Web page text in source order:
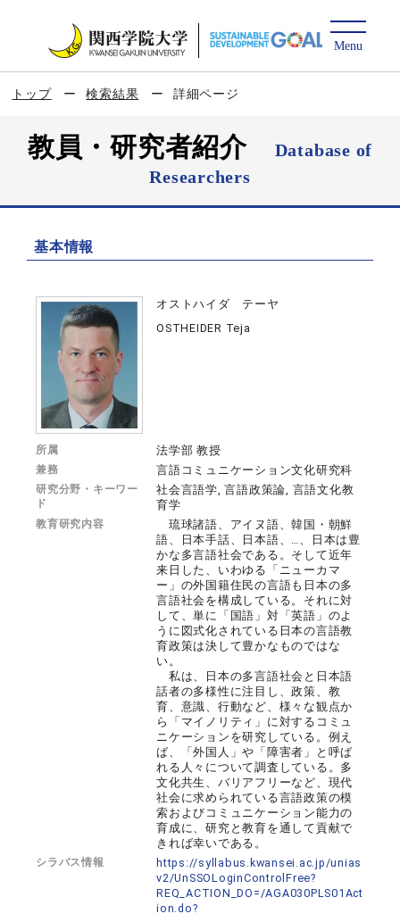
トップ 検索結果 詳細ページ
教員・研究者紹介
Database of
Researchers
基本情報
オストハイダ テーヤ
OSTHEIDER Teja
所属 法学部 教授
兼務 言語コミュニケーション文化研究科
研究分野・キーワー
ド
社会言語学, 言語政策論, 言語文化教
育学
教育研究内容
琉球諸語、アイヌ語、韓国・朝鮮
語、日本手話、日本語、…、日本は豊
かな多言語社会である。そして近年
来日した、いわゆる「ニューカマ
ー」の外国籍住民の言語も日本の多
言語社会を構成している。それに対
して、単に「国語」対「英語」のよ
うに図式化されている日本の言語教
育政策は決して豊かなものではな
い。
私は、日本の多言語社会と日本語
話者の多様性に注目し、政策、教
育、意識、行動など、様々な観点か
ら「マイノリティ」に対するコミュ
ニケーションを研究している。例え
ば、「外国人」や「障害者」と呼ば
れる人々について調査している。多
文化共生、バリアフリーなど、現代
社会に求められている言語政策の模
索およびコミュニケーション能力の
育成に、研究と教育を通して貢献で
きれば幸いである。
シラバス情報
https://syllabus.kwansei.ac.jp/unias
v2/UnSSOLoginControlFree?
REQ_ACTION_DO=/AGA030PLS01Act
ion.do?